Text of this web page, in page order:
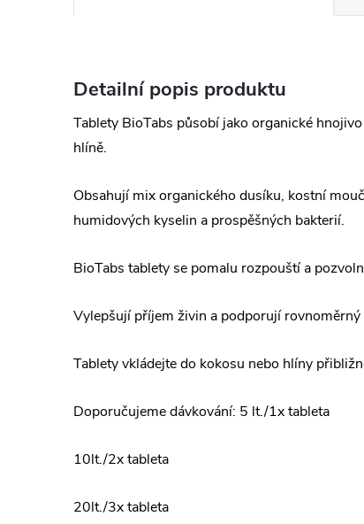
Detailní popis produktu
Tablety BioTabs působí jako organické
hlíně.
Obsahují mix organického dusíku, kostní
humidových kyselin a prospěšných bakterií.
BioTabs tablety se pomalu rozpouští a
Vylepšují příjem živin a podporují
Tablety vkládejte do kokosu nebo hlíny
Doporučujeme dávkování: 5 lt./1x tableta
10lt./2x tableta
20lt./3x tableta